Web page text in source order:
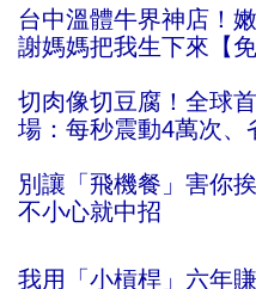
台中溫體牛界神店！
謝媽媽把我生下來【免
切肉像切豆腐！全球
場：每秒震動4萬次、
別讓「飛機餐」害你
不小心就中招
我用「小槓桿」六年